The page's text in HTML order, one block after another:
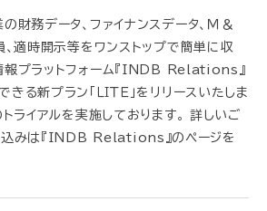
財務データ、ファイナンスデータ、Ｍ＆
、適時開示等をワンストップで簡単に収
報プラットフォーム『INDB Relations』
る新プラン「ＬＩＴＥ」をリリースいたしま
ライアルを実施しております。 詳しいご
込みは『INDB Relations』のページを